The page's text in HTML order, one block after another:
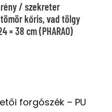
/ szekreter
kőris, vad tölgy
× 38 cm (PHARAO)